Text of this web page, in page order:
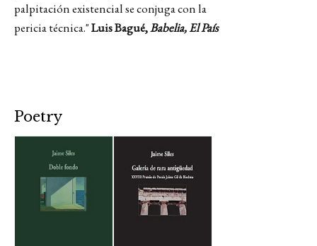
palpitación existencial se conjuga con la
pericia técnica."Luis Bagué,Babelia, El País
Poetry